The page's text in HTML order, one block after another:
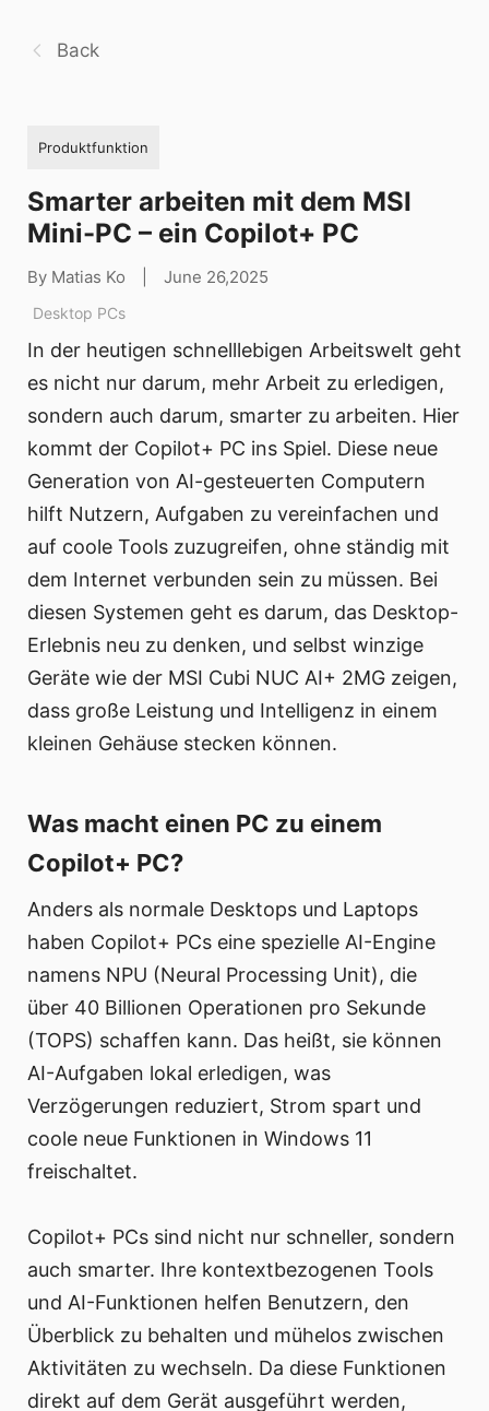
Back
Produktfunktion
Smarter arbeiten mit dem MSI
Mini-PC – ein Copilot+ PC
By Matias Ko June 26,2025
Desktop PCs
In der heutigen schnelllebigen Arbeitswelt geht
es nicht nur darum, mehr Arbeit zu erledigen,
sondern auch darum, smarter zu arbeiten. Hier
kommt der Copilot+ PC ins Spiel. Diese neue
Generation von AI-gesteuerten Computern
hilft Nutzern, Aufgaben zu vereinfachen und
auf coole Tools zuzugreifen, ohne ständig mit
dem Internet verbunden sein zu müssen. Bei
diesen Systemen geht es darum, das Desktop-
Erlebnis neu zu denken, und selbst winzige
Geräte wie der MSI Cubi NUC AI+ 2MG zeigen,
dass große Leistung und Intelligenz in einem
kleinen Gehäuse stecken können.
Was macht einen PC zu einem
Copilot+ PC?
Anders als normale Desktops und Laptops
haben Copilot+ PCs eine spezielle AI-Engine
namens NPU (Neural Processing Unit), die
über 40 Billionen Operationen pro Sekunde
(TOPS) schaffen kann. Das heißt, sie können
AI-Aufgaben lokal erledigen, was
Verzögerungen reduziert, Strom spart und
coole neue Funktionen in Windows 11
freischaltet.
Copilot+ PCs sind nicht nur schneller, sondern
auch smarter. Ihre kontextbezogenen Tools
und AI-Funktionen helfen Benutzern, den
Überblick zu behalten und mühelos zwischen
Aktivitäten zu wechseln. Da diese Funktionen
direkt auf dem Gerät ausgeführt werden,